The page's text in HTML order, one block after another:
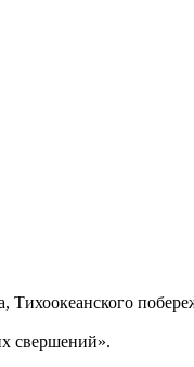
Тихоокеанского
свершений».